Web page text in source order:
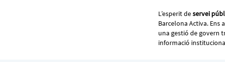
L’esperit deservei
Barcelona Activa. Ens
una gestió de govern
informació